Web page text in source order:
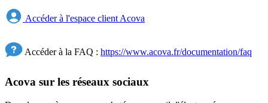
Accéder à l'espace client Acova
Accéder à la FAQ : https://www.acova.fr/documentation/faq
Acova sur les réseaux sociaux